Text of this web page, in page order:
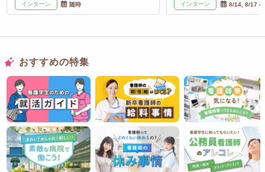
インターン 随時 インターン 8/14, 8/17
おすすめの特集